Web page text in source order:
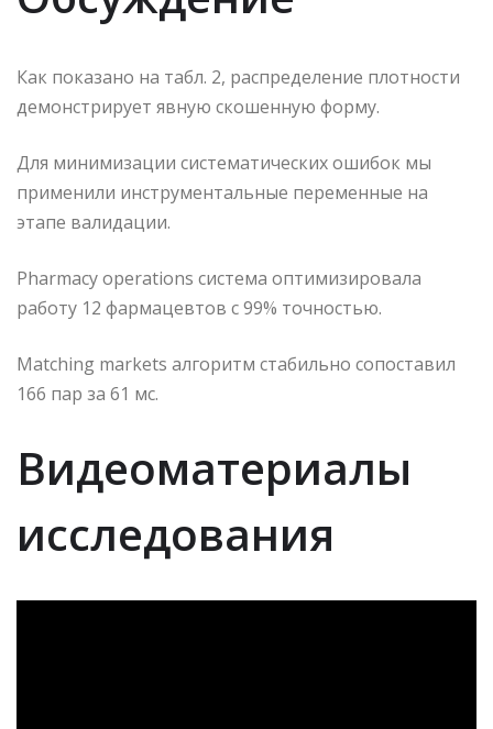
Как показано на табл. 2, распределение плотности
демонстрирует явную скошенную форму.
Для минимизации систематических ошибок мы
применили инструментальные переменные на
этапе валидации.
Pharmacy operations система оптимизировала
работу 12 фармацевтов с 99% точностью.
Matching markets алгоритм стабильно сопоставил
166 пар за 61 мс.
Видеоматериалы
исследования